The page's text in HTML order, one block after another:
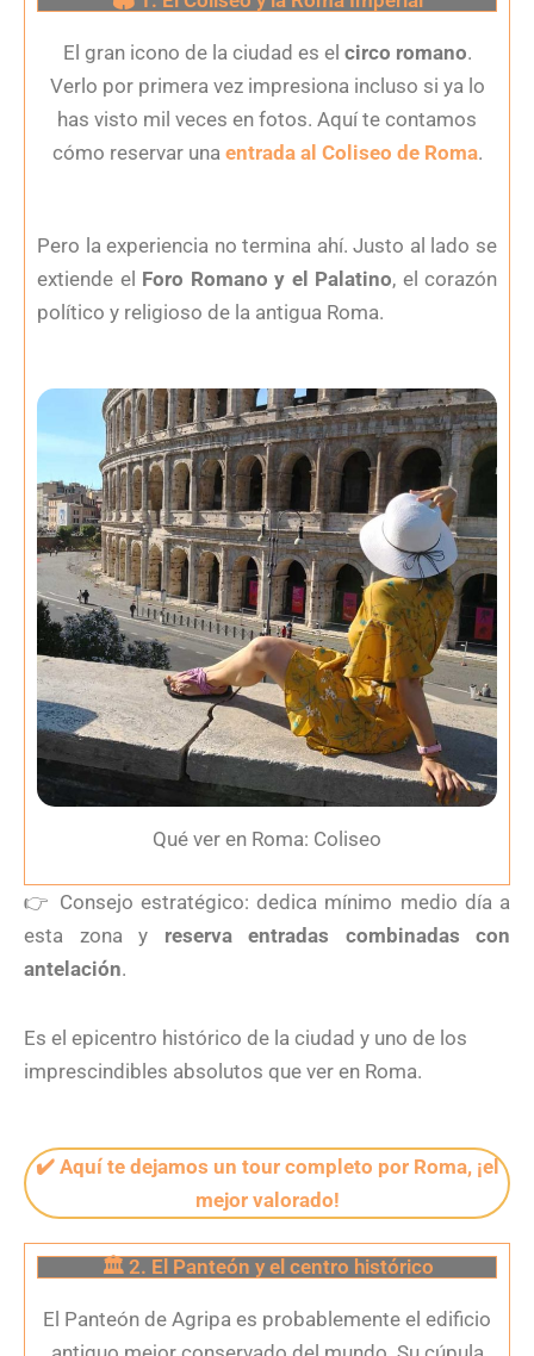
El gran icono de la ciudad es el circo romano.
Verlo por primera vez impresiona incluso si ya lo
has visto mil veces en fotos. Aquí te contamos
cómo reservar una entrada al Coliseo de Roma.
Pero la experiencia no termina ahí. Justo al lado se
extiende el Foro Romano y el Palatino, el corazón
político y religioso de la antigua Roma.
Qué ver en Roma: Coliseo
👉 Consejo estratégico: dedica mínimo medio día a
esta zona y reserva entradas combinadas con
antelación.
Es el epicentro histórico de la ciudad y uno de los
imprescindibles absolutos que ver en Roma.
✔️ Aquí te dejamos un tour completo por Roma, ¡el
mejor valorado!
🏛 2. El Panteón y el centro histórico
El Panteón de Agripa es probablemente el edificio